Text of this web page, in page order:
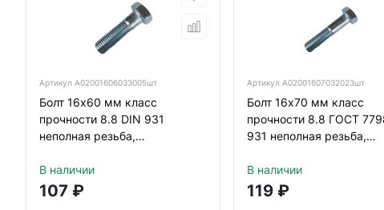
Артикул А02001606033005шт
Болт 16х60 мм класс
прочности 8.8 DIN 931
неполная резьба,
В наличии
107 ₽
Артикул А02001607032023шт
Болт 16х70 мм класс
прочности 8.8 ГОСТ
931 неполная резьба,
В наличии
119 ₽